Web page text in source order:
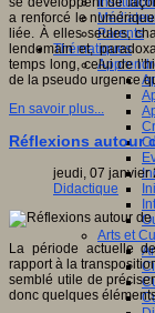
Parents
Thématiques
Arts et
a renforcé le
liée. À elles seules,
lendemain et,
temps long, celui de
de la pseudo urgence
En savoir plus...
Réflexions autour
jeudi, 07 janvier
Didactique
La période actuelle
rapport à la
semblé utile de
donc quelques